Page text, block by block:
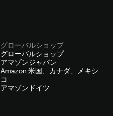
グローバルショップ
グローバルショップ
アマゾンジャパン
Amazon 米国、カナダ、メキシ
コ
アマゾンドイツ